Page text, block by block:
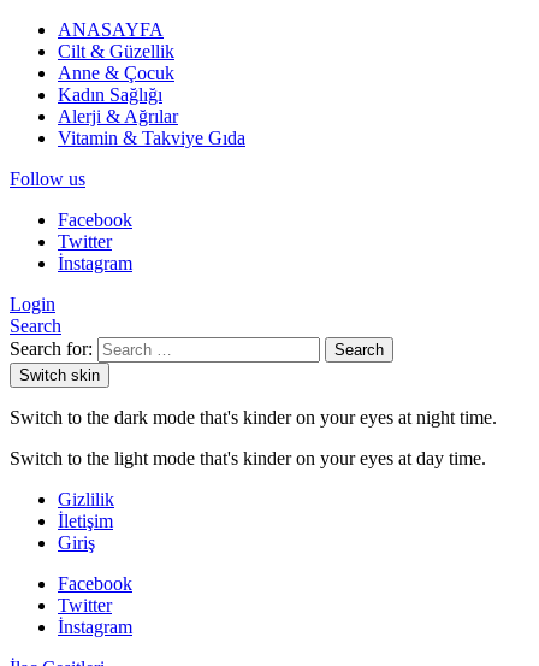
ANASAYFA
Cilt & Güzellik
Anne & Çocuk
Kadın Sağlığı
Alerji & Ağrılar
Vitamin & Takviye Gıda
Follow us
Facebook
Twitter
İnstagram
Login
Search
Search for:
Search
Switch skin
Switch to the dark mode that's kinder on your eyes at night time.
Switch to the light mode that's kinder on your eyes at day time.
Gizlilik
İletişim
Giriş
Facebook
Twitter
İnstagram